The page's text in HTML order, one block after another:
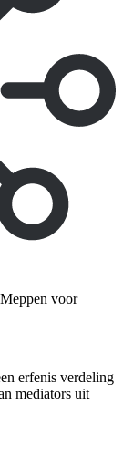
voor
erfenis verdeling
mediators uit